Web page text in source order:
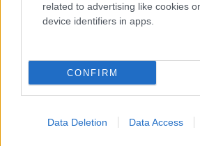
related to advertising like cookies
device identifiers in apps.
CONFIRM
Data Deletion Data Access